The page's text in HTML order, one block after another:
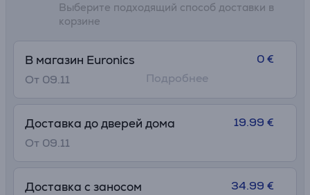
Выберите подходящий способ доставки в
корзине
В магазин Euronics
От 09.11
0 €
Подробнее
Доставка до дверей дома
От 09.11
19.99 €
Доставка с заносом 34.99 €